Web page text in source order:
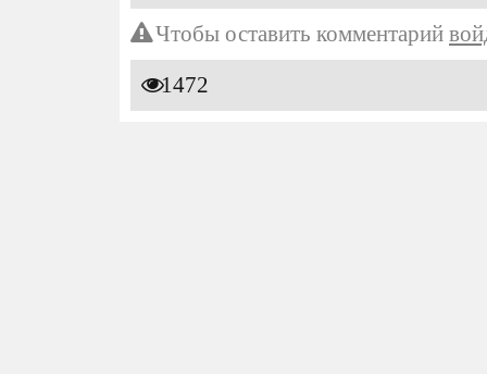
Чтобы оставить комментарий
1472